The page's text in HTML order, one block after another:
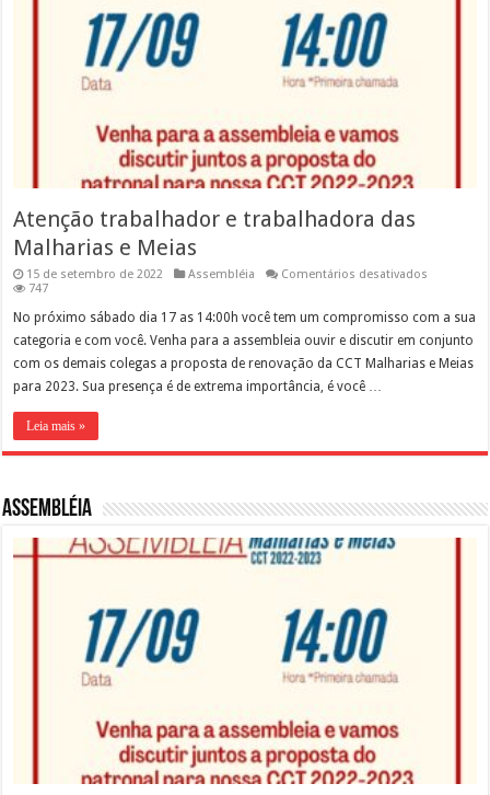
Atenção trabalhador e trabalhadora das
Malharias e Meias
15 de setembro de 2022 Assembléia Comentários desativados
e
das
Malharias
e
747
No próximo sábado dia 17 as 14:00h você tem um compromisso com a sua
categoria e com você. Venha para a assembleia ouvir e discutir em conjunto
com os demais colegas a proposta de renovação da CCT Malharias e Meias
para 2023. Sua presença é de extrema importância, é você …
Leia mais »
Assembléia